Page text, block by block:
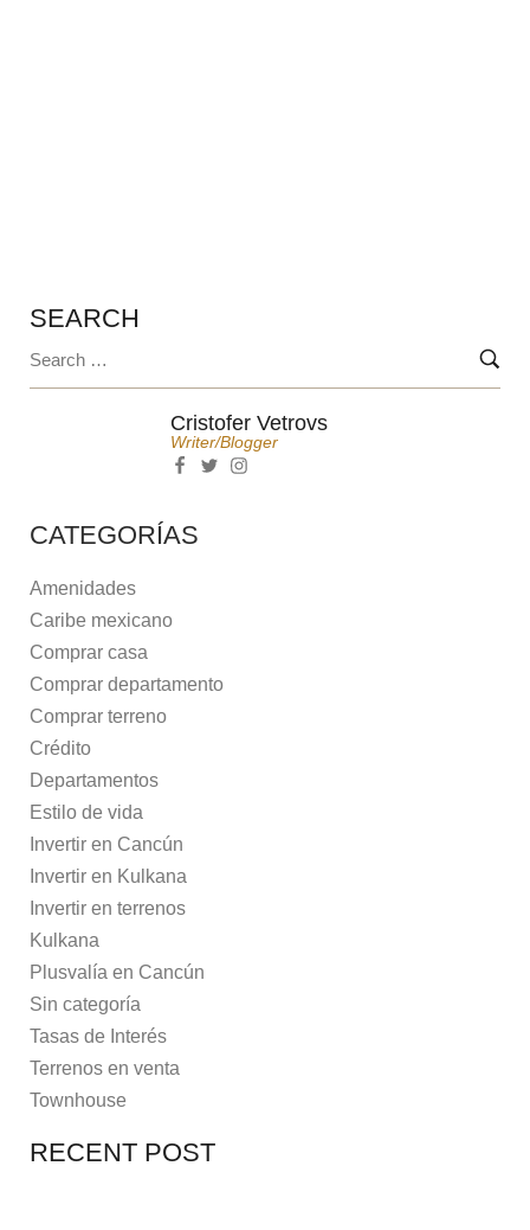
SEARCH
Cristofer Vetrovs
Writer/blogger
CATEGORÍAS
Amenidades
Caribe mexicano
Comprar casa
Comprar departamento
Comprar terreno
Crédito
Departamentos
Estilo de vida
Invertir en Cancún
Invertir en Kulkana
Invertir en terrenos
Kulkana
Plusvalía en Cancún
Sin categoría
Tasas de Interés
Terrenos en venta
Townhouse
RECENT POST